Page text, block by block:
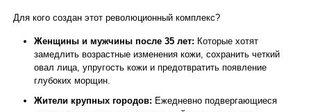
Для кого создан этот революционный комплекс?
Женщины и мужчины после 35 лет: Которые хотят
замедлить возрастные изменения кожи, сохранить четкий
овал лица, упругость кожи и предотвратить появление
глубоких морщин.
Жители крупных городов: Ежедневно подвергающиеся